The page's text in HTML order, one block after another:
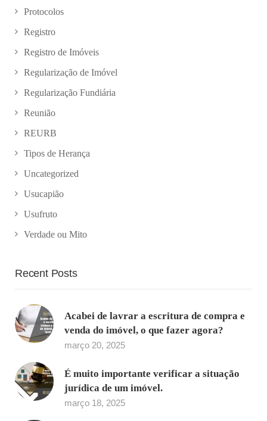
Protocolos
Registro
Registro de Imóveis
Regularização de Imóvel
Regularização Fundiária
Reunião
REURB
Tipos de Herança
Uncategorized
Usucapião
Usufruto
Verdade ou Mito
Recent Posts
Acabei de lavrar a escritura de compra e
venda do imóvel, o que fazer agora?
março 20, 2025
É muito importante verificar a situação
jurídica de um imóvel.
março 18, 2025